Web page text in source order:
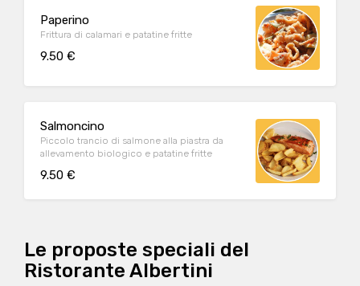
Paperino
Frittura di calamari e patatine fritte
9.50 €
Salmoncino
Piccolo trancio di salmone alla piastra da
allevamento biologico e patatine fritte
9.50 €
Le proposte speciali del
Ristorante Albertini